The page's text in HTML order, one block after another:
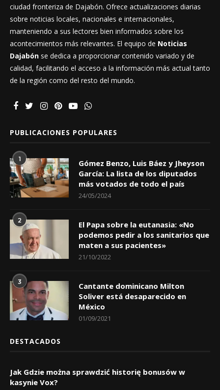
ciudad fronteriza de Dajabón. Ofrece actualizaciones diarias
sobre noticias locales, nacionales e internacionales,
manteniendo a sus lectores bien informados sobre los
acontecimientos más relevantes. El equipo de Noticias
Dajabón se dedica a proporcionar contenido variado y de
calidad, facilitando el acceso a la información más actual tanto
de la región como del resto del mundo.
PUBLICACIONES POPULARES
1
Gómez Benzo, Luis Báez y Jheyson
García: La lista de los diputados
más votados de todo el país
24/05/2024
2
El Papa sobre la eutanasia: «No
podemos pedir a los sanitarios que
maten a sus pacientes»
21/10/2022
3
Cantante dominicano Milton
Soliver está desaparecido en
México
01/09/2021
DESTACADOS
Jak Gdzie można sprawdzić historię bonusów w
kasynie Vox?